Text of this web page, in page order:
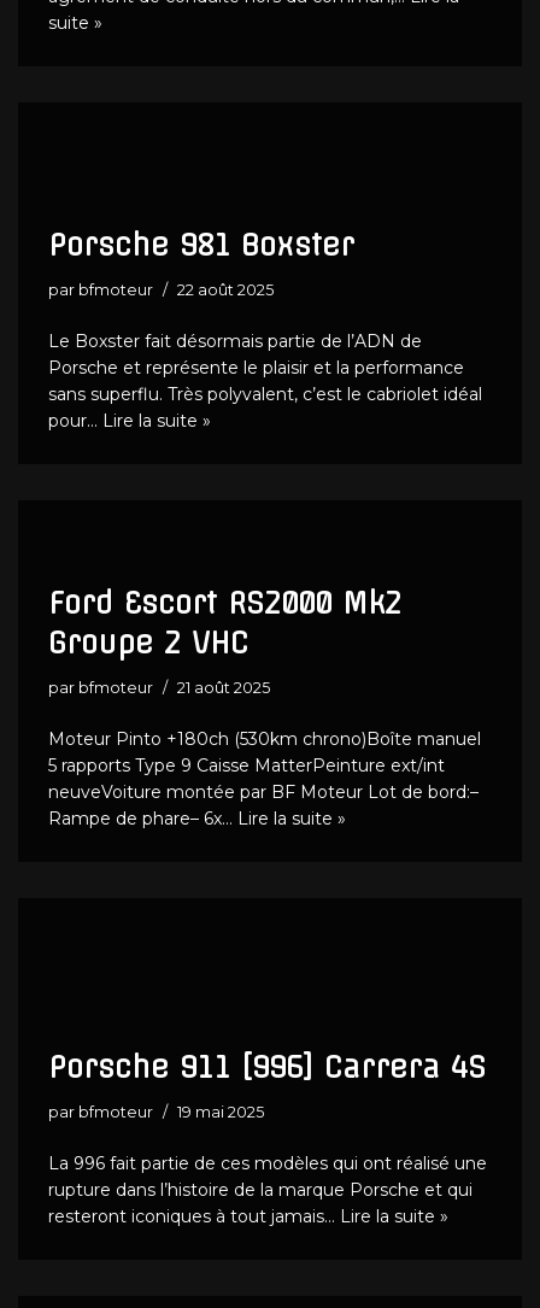
suite »
Porsche 981 Boxster
par bfmoteur 22 août 2025
Le Boxster fait désormais partie de l’ADN de
Porsche et représente le plaisir et la performance
sans superflu. Très polyvalent, c’est le cabriolet idéal
pour… Lire la suite »
Ford Escort RS2000 Mk2
Groupe 2 VHC
par bfmoteur 21 août 2025
Moteur Pinto +180ch (530km chrono)Boîte manuel
5 rapports Type 9 Caisse MatterPeinture ext/int
neuveVoiture montée par BF Moteur Lot de bord:–
Rampe de phare– 6x… Lire la suite »
Porsche 911 [996] Carrera 4S
par bfmoteur 19 mai 2025
La 996 fait partie de ces modèles qui ont réalisé une
rupture dans l’histoire de la marque Porsche et qui
resteront iconiques à tout jamais… Lire la suite »